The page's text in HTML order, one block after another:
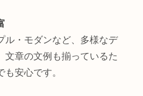
・モダンなど、多様なデ
文章の文例も揃っているた
安心です。